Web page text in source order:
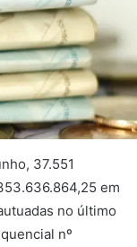
37.551
em
no último
nº